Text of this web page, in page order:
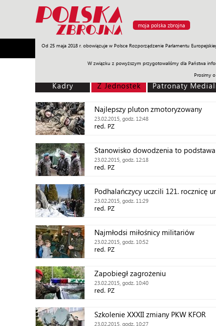
moja polska zbrojna
Od 25 maja 2018 r. obowiązuje w Polsce Rozporządzenie Parlamentu
W związku z powyższym przygotowaliśmy dla Państwa
Prosimy
Armia Poligon Sprzęt Misje Polityka Prawo
Kadry Z Jednostek Patronaty
Najlepszy pluton zmotoryzowany
23.02.2015, godz. 12:48
red. PZ
Stanowisko dowodzenia to podstawa
23.02.2015, godz. 12:18
red. PZ
Podhalańczycy uczcili 121. rocznicę
23.02.2015, godz. 11:29
red. PZ
Najmłodsi miłośnicy militariów
23.02.2015, godz. 10:52
red. PZ
Zapobiegł zagrożeniu
23.02.2015, godz. 10:40
red. PZ
Szkolenie XXXII zmiany PKW KFOR
23.02.2015, godz. 10:27